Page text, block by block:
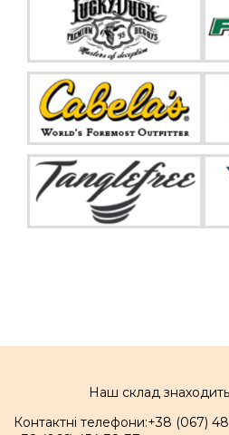
Наш склад
Контактні телефони:+38 (067)